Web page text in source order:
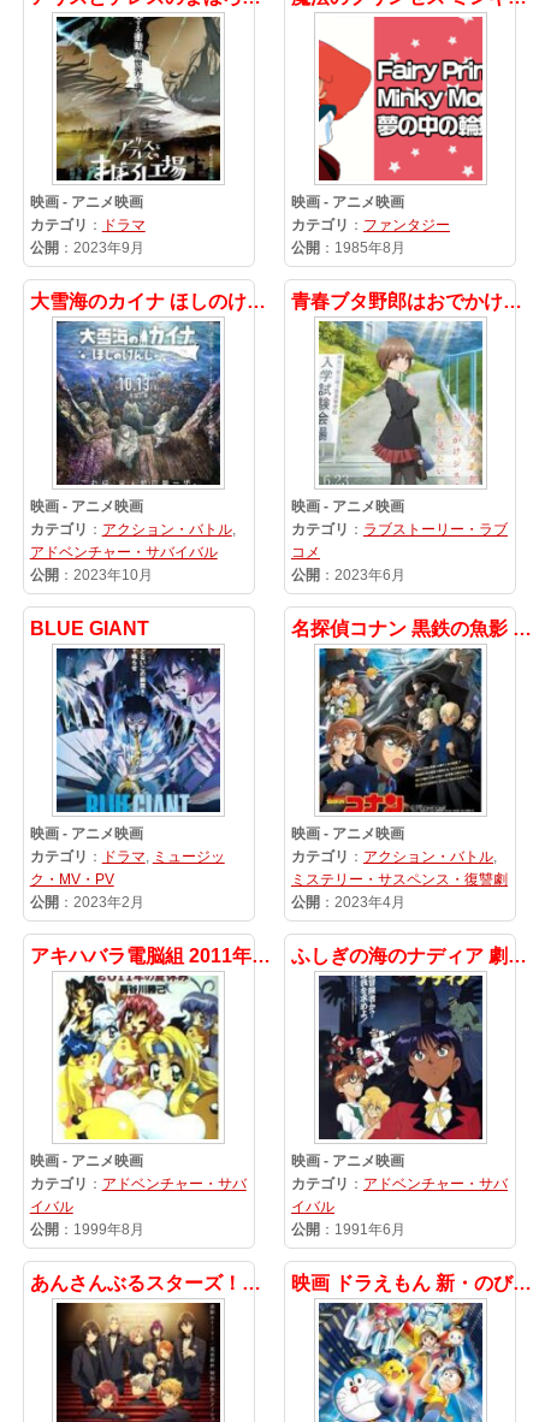
映画 - アニメ映画
カテゴリ ：
ドラマ
公開 ：2023年9月
映画 - アニメ映画
カテゴリ ： ファンタジー
公開 ：1985年8月
大雪海のカイナ ほしのけんじゃ
映画 - アニメ映画
カテゴリ ： アクション・バトル,
アドベンチャー・サバイバル
公開 ：2023年10月
青春ブタ野郎はおでかけシスターの夢を見ない
映画 - アニメ映画
カテゴリ ： ラブストーリー・ラブ
コメ
公開 ：2023年6月
BLUE GIANT
映画 - アニメ映画
カテゴリ ： ドラマ, ミュージッ
ク・MV・PV
公開 ：2023年2月
名探偵コナン 黒鉄の魚影 (サブマリン)
映画 - アニメ映画
カテゴリ ： アクション・バトル,
ミステリー・サスペンス・復讐劇
公開 ：2023年4月
アキハバラ電脳組 2011年の夏休み
映画 - アニメ映画
カテゴリ ： アドベンチャー・サバ
イバル
公開 ：1999年8月
ふしぎの海のナディア 劇場用オリジナル版
映画 - アニメ映画
カテゴリ ： アドベンチャー・サバ
イバル
公開 ：1991年6月
あんさんぶるスターズ！！-Road to Show!!- 映画 ドラえもん 新・のび太と鉄人兵団 ~はばたけ 天使たち~